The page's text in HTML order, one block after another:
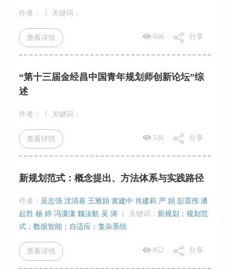
作者： 关键词：
查看详情 606 分享
“第十三届金经昌中国青年规划师创新论坛”综
述
作者： 关键词：
查看详情 536 分享
新规划范式：概念提出、方法体系与实践路径
作者： 吴志强 沈清基 王雅娟 黄建中 肖建莉 严 娟 彭震伟 潘
起胜 杨 婷 冯潇潇 魏汝航 吴 涛
关键词： 新规划；规划范
式；数据智能；自适应；复杂系统
查看详情 852 分享